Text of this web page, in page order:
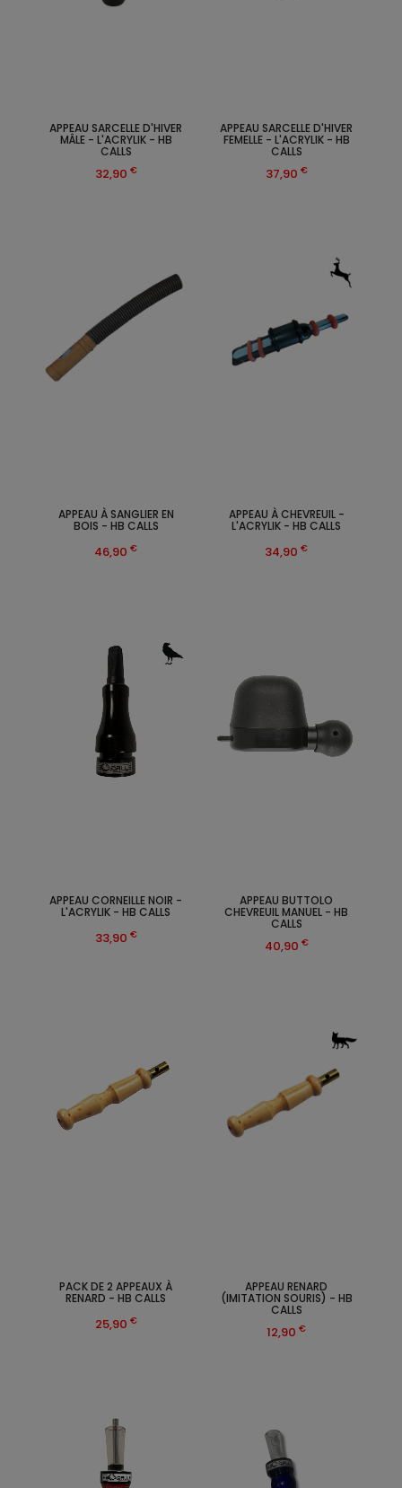
APPEAU SARCELLE D'HIVER
MÂLE - L'ACRYLIK - HB
CALLS
32,90 €
APPEAU SARCELLE D'HIVER
FEMELLE - L'ACRYLIK - HB
CALLS
37,90 €
APPEAU À SANGLIER EN
BOIS - HB CALLS
46,90 €
APPEAU À CHEVREUIL -
L'ACRYLIK - HB CALLS
34,90 €
APPEAU CORNEILLE NOIR -
L'ACRYLIK - HB CALLS
33,90 €
APPEAU BUTTOLO
CHEVREUIL MANUEL - HB
CALLS
40,90 €
PACK DE 2 APPEAUX À
RENARD - HB CALLS
25,90 €
APPEAU RENARD
(IMITATION SOURIS) - HB
CALLS
12,90 €